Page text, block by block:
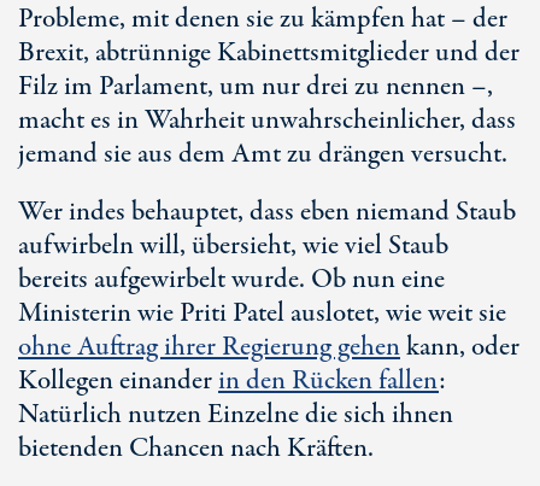
Probleme, mit denen sie zu kämpfen hat – der
Brexit, abtrünnige Kabinettsmitglieder und der
Filz im Parlament, um nur drei zu nennen –,
macht es in Wahrheit unwahrscheinlicher, dass
jemand sie aus dem Amt zu drängen versucht.
Wer indes behauptet, dass eben niemand Staub
aufwirbeln will, übersieht, wie viel Staub
bereits aufgewirbelt wurde. Ob nun eine
Ministerin wie Priti Patel auslotet, wie weit sie
ohne Auftrag ihrer Regierung gehenkann, oder
Kollegen einanderin den Rücken fallen:
Natürlich nutzen Einzelne die sich ihnen
bietenden Chancen nach Kräften.